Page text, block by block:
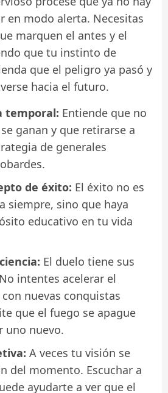
en modo alerta. Necesitas
marquen el antes y el
que tu instinto de
que el peligro ya pasó y
hacia el futuro.
temporal: Entiende que no
ganan y que retirarse a
de generales
de éxito: El éxito no es
siempre, sino que haya
educativo en tu vida
El duelo tiene sus
intentes acelerar el
nuevas conquistas
que el fuego se apague
uno nuevo.
A veces tu visión se
del momento. Escuchar a
ayudarte a ver que el